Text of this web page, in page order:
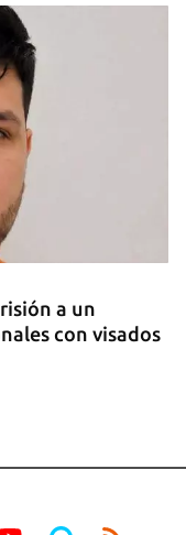
a un
con visados